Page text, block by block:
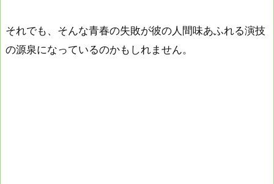
それでも、そんな青春の失敗が彼の人間味あふれる演技
の源泉になっているのかもしれません。